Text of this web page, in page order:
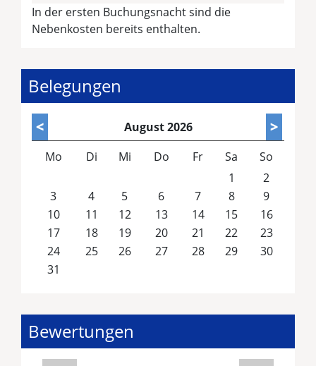
In der ersten Buchungsnacht sind die
Nebenkosten bereits enthalten.
Belegungen
< August2026
Mo
Di Mi Do Fr Sa
So
1
2
3
4 5 6 7 8
9
10
11 12 13 14 15
16
17
18 19 20 21 22
23
24
25 26 27 28 29
30
31
>
Bewertungen